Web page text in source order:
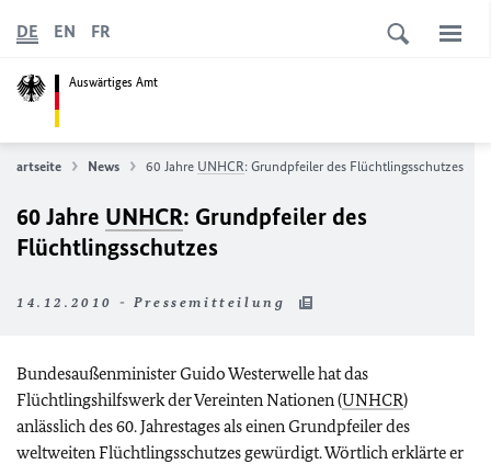
Auswärtiges Amt
DE EN FR
Startseite News 60 Jahre UNHCR: Grundpfeiler des Flüchtlingsschutzes
60 Jahre UNHCR: Grundpfeiler des
Flüchtlingsschutzes
14.12.2010 - Pressemitteilung
Bundesaußenminister Guido Westerwelle hat das
Flüchtlingshilfswerk der Vereinten Nationen (UNHCR)
anlässlich des 60. Jahrestages als einen Grundpfeiler des
weltweiten Flüchtlingsschutzes gewürdigt. Wörtlich erklärte er